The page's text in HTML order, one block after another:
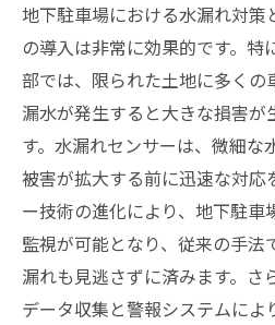
地下駐車場における水漏れ対策
の導入は非常に効果的です。特
部では、限られた土地に多くの
漏水が発生すると大きな損害が
す。水漏れセンサーは、微細な
被害が拡大する前に迅速な対応
ー技術の進化により、地下駐車
監視が可能となり、従来の手法
漏れも見逃さずに済みます。さ
データ収集と警報システムによ